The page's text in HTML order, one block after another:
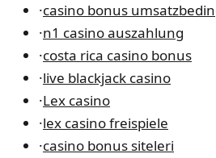
·casino bonus
·n1 casino auszahlung
·costa rica casino bonus
·live blackjack casino
·Lex casino
·lex casino freispiele
·casino bonus siteleri